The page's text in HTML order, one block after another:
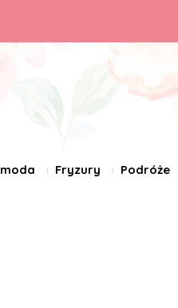
moda Fryzury Podróże